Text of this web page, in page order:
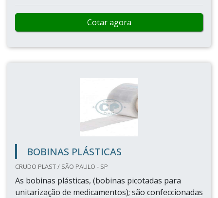
Cotar agora
BOBINAS PLÁSTICAS
CRUDO PLAST / SÃO PAULO - SP
As bobinas plásticas, (bobinas picotadas para
unitarização de medicamentos); são confeccionadas